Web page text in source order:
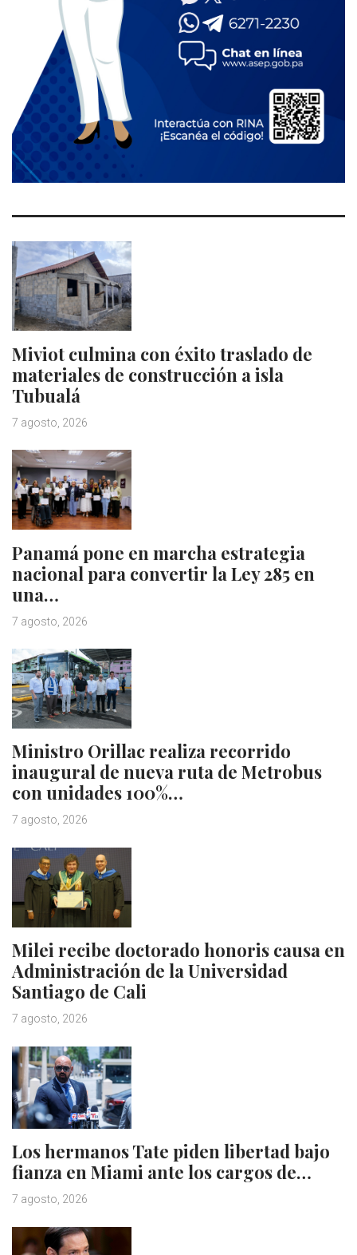
Miviot culmina con éxito traslado de
materiales de construcción a isla
Tubualá
7 agosto, 2026
Panamá pone en marcha estrategia
nacional para convertir la Ley 285 en
una…
7 agosto, 2026
Ministro Orillac realiza recorrido
inaugural de nueva ruta de Metrobus
con unidades 100%…
7 agosto, 2026
Milei recibe doctorado honoris causa en
Administración de la Universidad
Santiago de Cali
7 agosto, 2026
Los hermanos Tate piden libertad bajo
fianza en Miami ante los cargos de…
7 agosto, 2026